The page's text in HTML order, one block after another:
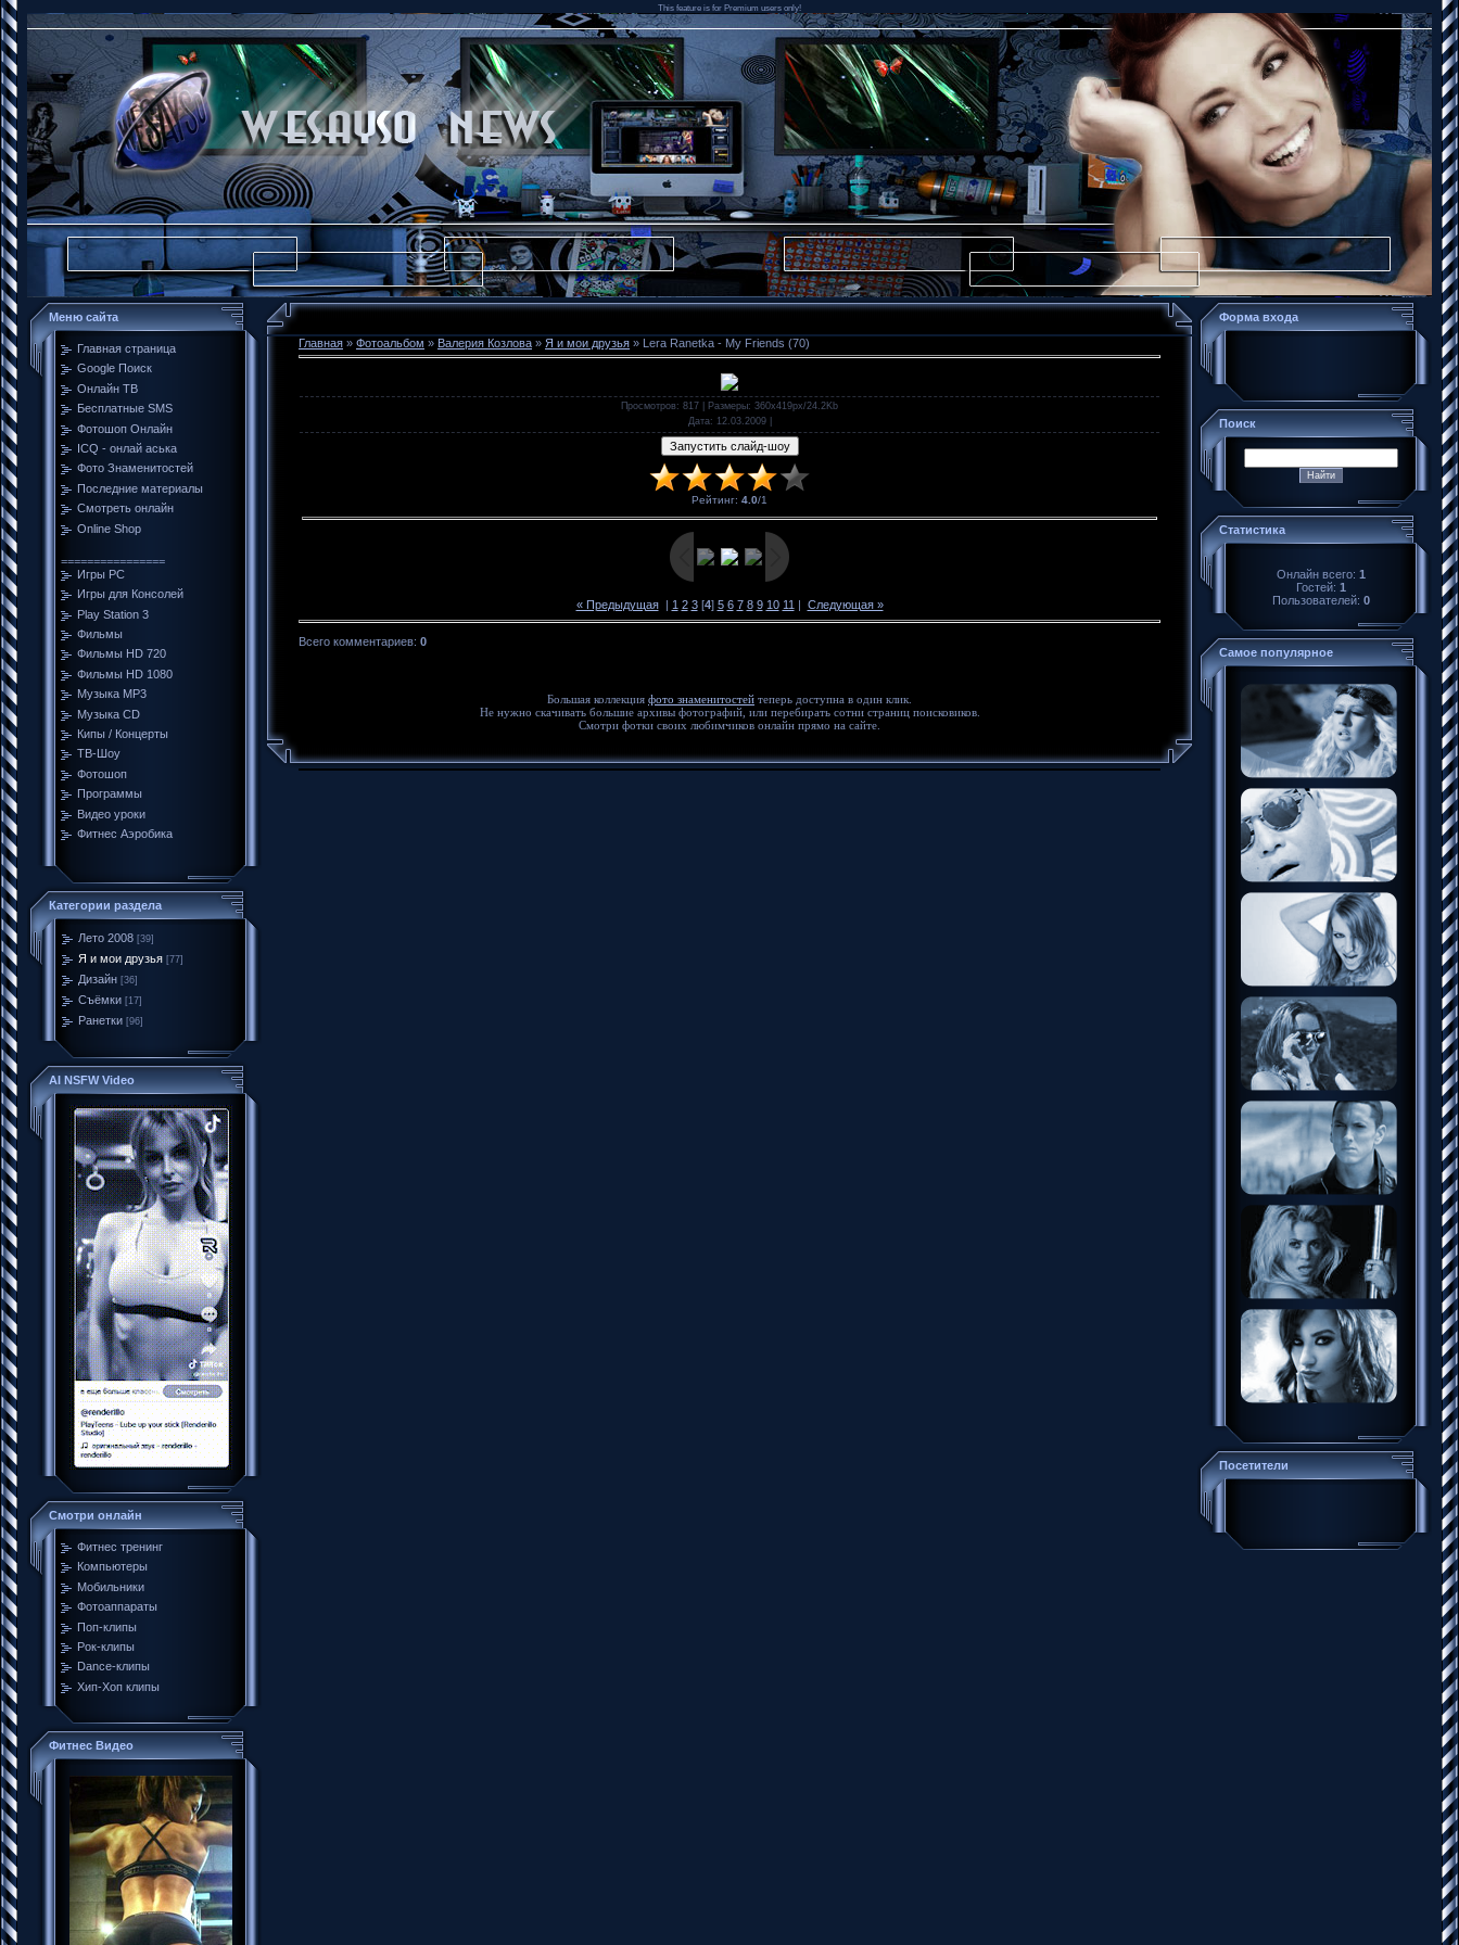
This feature is for Premium users only!
Меню сайта
Главная страница
Google Поиск
Онлайн ТВ
Бесплатные SMS
Фотошоп Онлайн
ICQ - онлай аська
Фото Знаменитостей
Последние материалы
Смотреть онлайн
Online Shop
================
Игры PC
Игры для Консолей
Play Station 3
Фильмы
Фильмы HD 720
Фильмы HD 1080
Музыка MP3
Музыка CD
Кипы / Концерты
ТВ-Шоу
Фотошоп
Программы
Видео уроки
Фитнес Аэробика
Категории раздела
Лето 2008 [39]
Я и мои друзья [77]
Дизайн [36]
Съёмки [17]
Ранетки [96]
AI NSFW Video
Смотри онлайн
Фитнес тренинг
Компьютеры
Мобильники
Фотоаппараты
Поп-клипы
Рок-клипы
Dance-клипы
Хип-Хоп клипы
Фитнес Видео
Главная » Фотоальбом » Валерия Козлова » Я и мои друзья » Lera Ranetka - My Friends (70)
Просмотров: 817 | Размеры: 360x419px/24.2Kb
Дата: 12.03.2009
Рейтинг: 4.0/1
« Предыдущая| 1 2 3[4] 5 6 7 8 9 10 11 | Следующая »
Всего комментариев: 0
Большая коллекция фото знаменитостей теперь доступна в один клик.
Не нужно скачивать большие архивы фотографий, или перебирать сотни страниц поисковиков.
Смотри фотки своих любимчиков онлайн прямо на сайте.
Форма входа
Поиск
Статистика
Онлайн всего: 1
Гостей: 1
Пользователей: 0
Самое популярное
Посетители